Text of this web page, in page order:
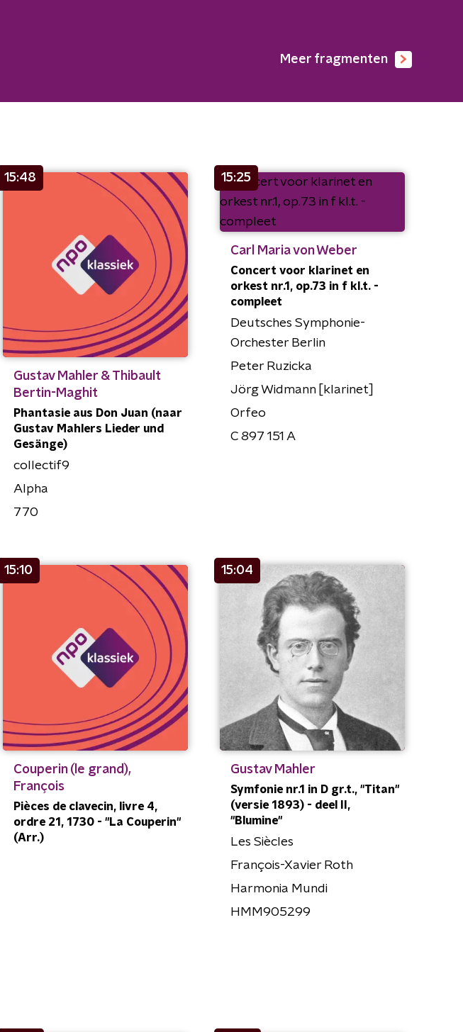
Meer fragmenten
15:48
Gustav Mahler & Thibault
Bertin-Maghit
Phantasie aus Don Juan (naar
Gustav Mahlers Lieder und
Gesänge)
collectif9
Alpha
770
15:25
Carl Maria von Weber
Concert voor klarinet en
orkest nr.1, op.73 in f kl.t. -
compleet
Deutsches Symphonie-
Orchester Berlin
Peter Ruzicka
Jörg Widmann [klarinet]
Orfeo
C 897 151 A
15:10
Couperin (le grand),
François
Pièces de clavecin, livre 4,
ordre 21, 1730 - "La Couperin"
(Arr.)
15:04
Gustav Mahler
Symfonie nr.1 in D gr.t., "Titan"
(versie 1893) - deel II,
"Blumine"
Les Siècles
François-Xavier Roth
Harmonia Mundi
HMM905299